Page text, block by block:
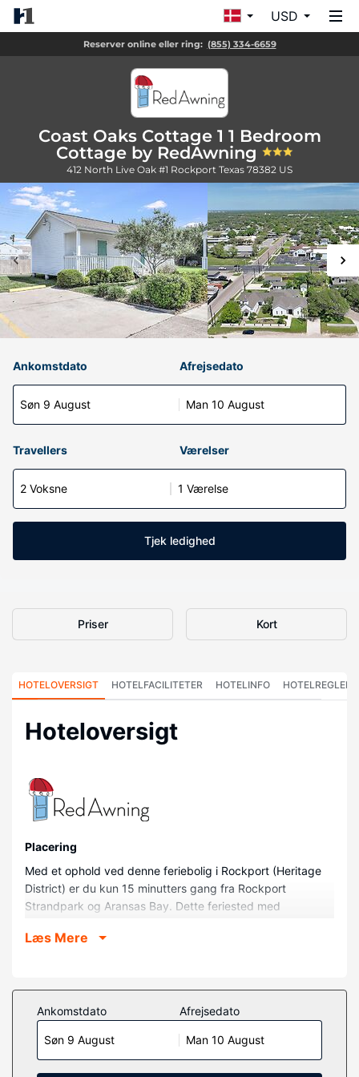
USD
Reserver online eller ring: (855) 334-6659
Coast Oaks Cottage 1 1 Bedroom
Cottage by RedAwning
412 North Live Oak #1 Rockport Texas 78382 US
Ankomstdato
Søn 9 August
Afrejsedato
Man 10 August
Travellers Værelser
2 Voksne 1 Værelse
Tjek ledighed
Priser Kort
HOTELOVERSIGT HOTELFACILITETER HOTELINFO HOTELREGLER
Hoteloversigt
Placering
Med et ophold ved denne feriebolig i Rockport (Heritage
District) er du kun 15 minutters gang fra Rockport
Strandpark og Aransas Bay. Dette feriested med
km fra Mustang Island Beach.
Find dig til rette i denne feriebolig, som har et køleskab og
et smart-tv.Der er gratis Wi-Fi, så du altid kan komme på
nettet. Faciliteter inkluderer blandt andet en
kaffe/temaskine og strygejern/strygebræt.
Læs Mere
Ankomstdato
Søn 9 August
Afrejsedato
Man 10 August